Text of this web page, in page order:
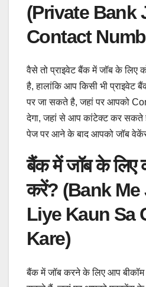
(Private Bank
Contact
वैसे तो प्राइवेट बैंक में जॉब के लिए
है, हालांकि आप किसी भी
पर जा सकते है, जहां पर आपको
देगा, जहां से आप कांटेक्ट कर सकते
पेज पर आने के बाद आपको जॉब
बैंक में जॉब के लिए
करें? (Bank Me
Liye Kaun Sa
Kare)
बैंक में जॉब करने के लिए आप बीकॉम